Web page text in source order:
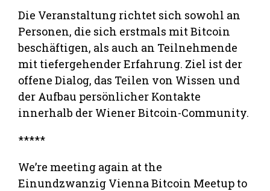
Die Veranstaltung richtet sich sowohl an
Personen, die sich erstmals mit Bitcoin
beschäftigen, als auch an Teilnehmende
mit tiefergehender Erfahrung. Ziel ist der
offene Dialog, das Teilen von Wissen und
der Aufbau persönlicher Kontakte
innerhalb der Wiener Bitcoin-Community.
*****
We’re meeting again at the
Einundzwanzig Vienna Bitcoin Meetup to